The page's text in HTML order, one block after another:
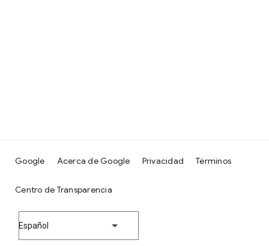
Google Acerca de Google Privacidad Términos
Centro de Transparencia
Español